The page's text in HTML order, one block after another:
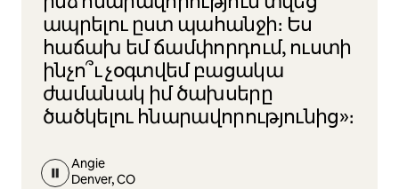
ապրելու ըստ պահանջի։ Ես
հաճախ եմ ճամփորդում, ուստի
ինչո՞ւ չօգտվեմ բացակա
ժամանակ իմ ծախսերը
ծածկելու հնարավորությունից»։
Angie
Denver, CO